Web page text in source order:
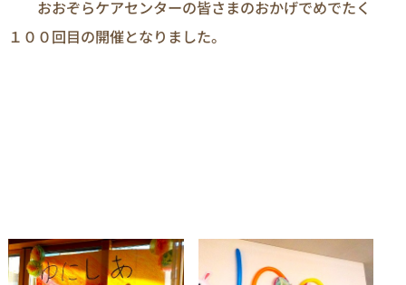
おおぞらケアセンターの皆さまのおかげでめでたく
１００回目の開催となりました。